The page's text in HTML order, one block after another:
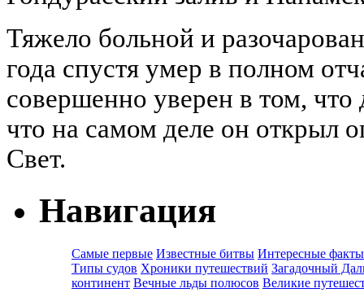
Тяжело больной и
года спустя умер в полном
совершенно уверен в том,
что на самом деле он
Свет.
Навигация
Самые первые Известные битвы Интересные факты
Типы судов Хроники путешествий Загадочный
континент Вечные льды полюсов Великие